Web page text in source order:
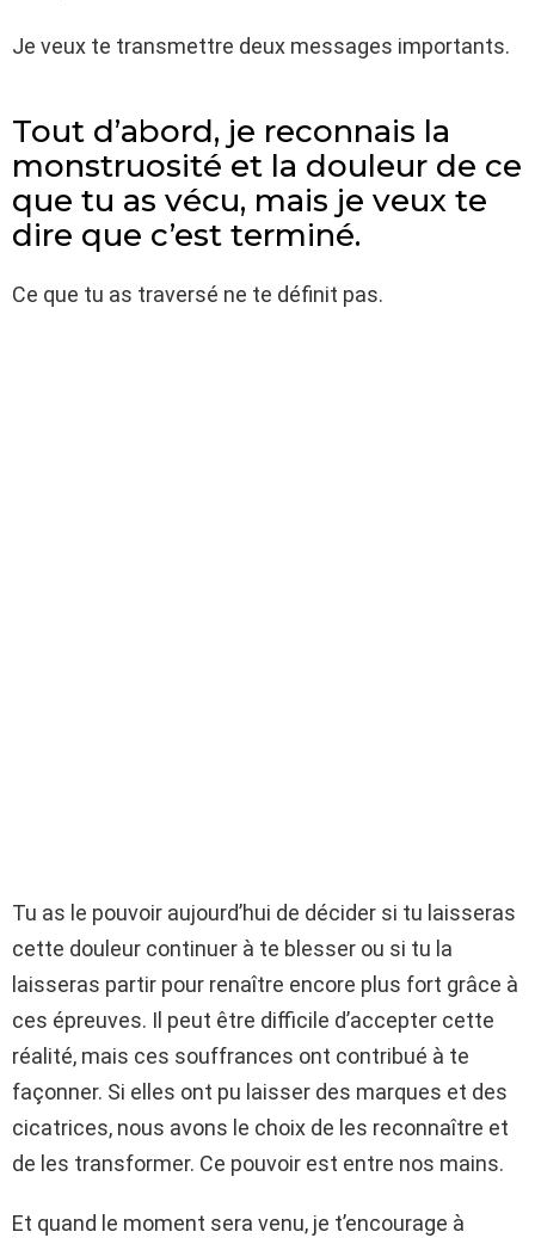
Je veux te transmettre deux messages importants.
Tout d’abord, je reconnais la
monstruosité et la douleur de ce
que tu as vécu, mais je veux te
dire que c’est terminé.
Ce que tu as traversé ne te définit pas.
Tu as le pouvoir aujourd’hui de décider si tu laisseras
cette douleur continuer à te blesser ou si tu la
laisseras partir pour renaître encore plus fort grâce à
ces épreuves. Il peut être difficile d’accepter cette
réalité, mais ces souffrances ont contribué à te
façonner. Si elles ont pu laisser des marques et des
cicatrices, nous avons le choix de les reconnaître et
de les transformer. Ce pouvoir est entre nos mains.
Et quand le moment sera venu, je t’encourage à